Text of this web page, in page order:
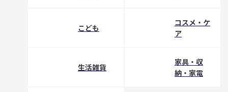
こども
コスメ・ケ
ア
生活雑貨
家具・収
納・家電